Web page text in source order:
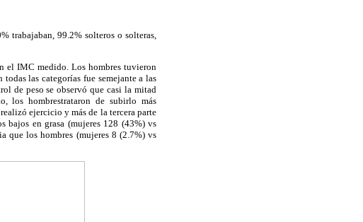
trabajaban, 99.2% solteros o solteras,
el IMC medido. Los hombres tuvieron
las categorías fue semejante a las
de peso se observó que casi la mitad
los hombrestrataron de subirlo más
ejercicio y más de la tercera parte
bajos en grasa (mujeres 128 (43%) vs
que los hombres (mujeres 8 (2.7%) vs